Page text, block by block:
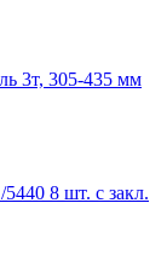
3т, 305-435 мм
8 шт. с закл.